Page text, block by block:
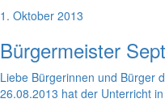
1. Oktober 2013
Bürgermeister
Liebe Bürgerinnen und Bürger
26.08.2013 hat der Unterricht